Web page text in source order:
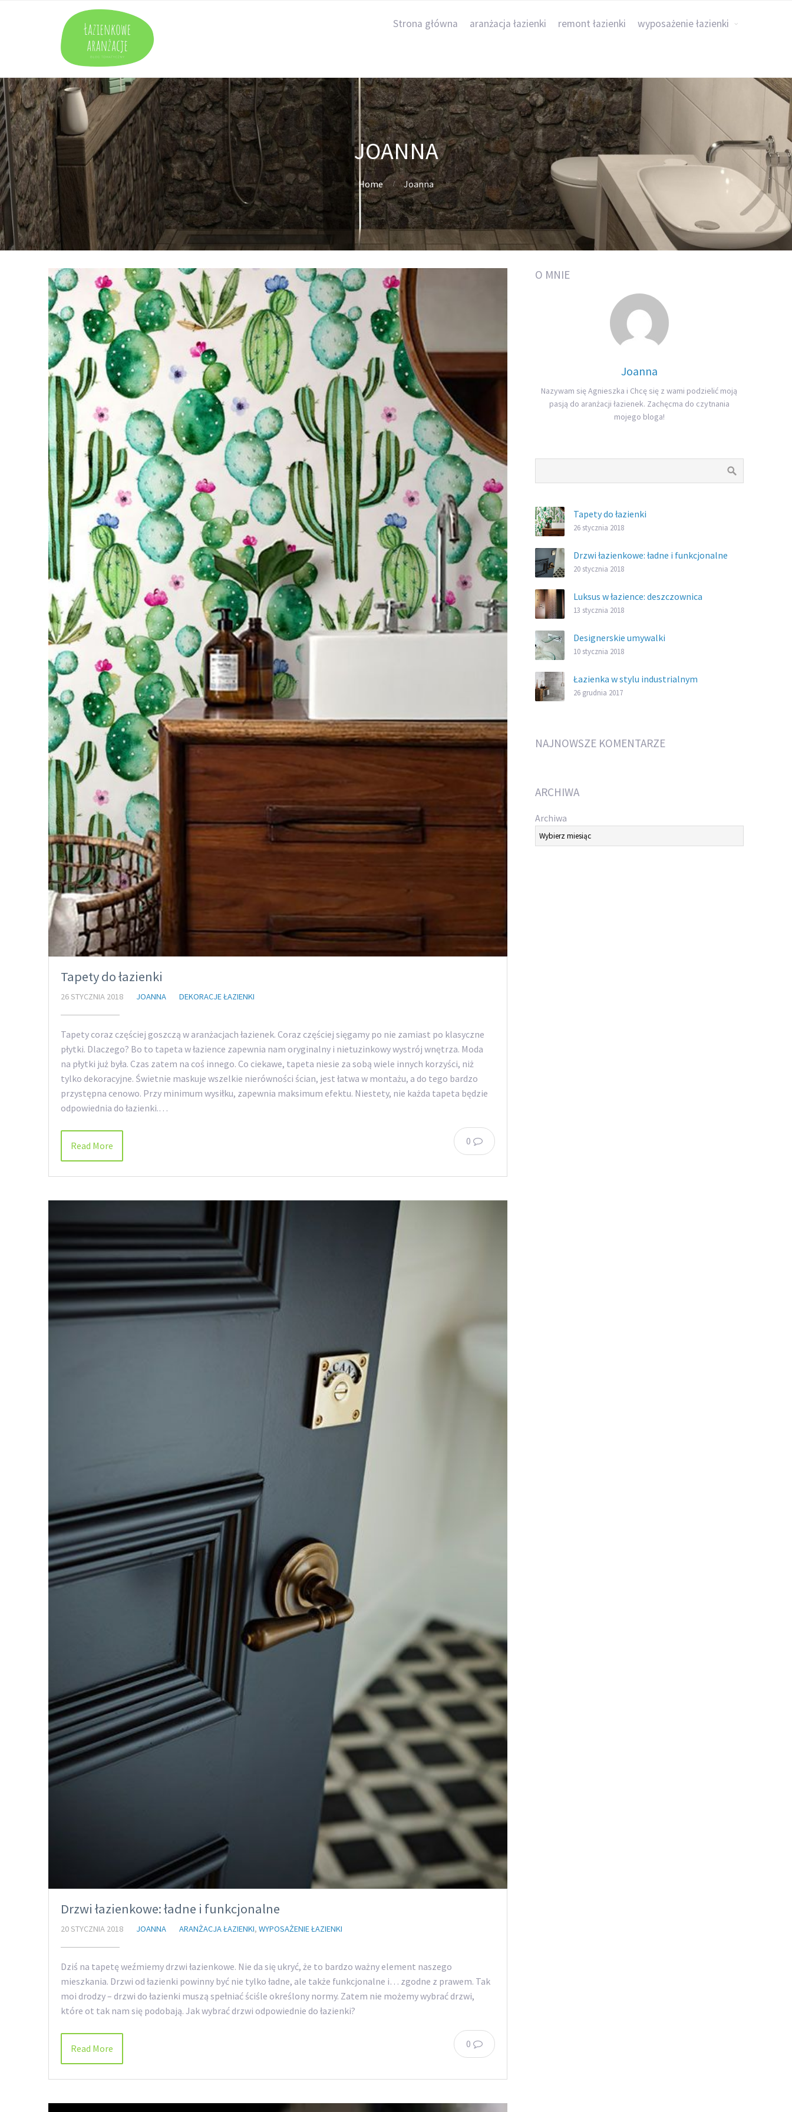
Strona główna aranżacja łazienki remont łazienki wyposażenie łazienki
JOANNA
Home Joanna
Tapety do łazienki
26 STYCZNIA 2018 JOANNA DEKORACJE ŁAZIENKI
Tapety coraz częściej goszczą w aranżacjach łazienek. Coraz częściej sięgamy po nie zamiast po klasyczne
płytki. Dlaczego? Bo to tapeta w łazience zapewnia nam oryginalny i nietuzinkowy wystrój wnętrza. Moda
na płytki już była. Czas zatem na coś innego. Co ciekawe, tapeta niesie za sobą wiele innych korzyści, niż
tylko dekoracyjne. Świetnie maskuje wszelkie nierówności ścian, jest łatwa w montażu, a do tego bardzo
przystępna cenowo. Przy minimum wysiłku, zapewnia maksimum efektu. Niestety, nie każda tapeta będzie
odpowiednia do łazienki.…
0
Read More
Drzwi łazienkowe: ładne i funkcjonalne
20 STYCZNIA 2018 JOANNA ARANŻACJA ŁAZIENKI, WYPOSAŻENIE ŁAZIENKI
Dziś na tapetę weźmiemy drzwi łazienkowe. Nie da się ukryć, że to bardzo ważny element naszego
mieszkania. Drzwi od łazienki powinny być nie tylko ładne, ale także funkcjonalne i… zgodne z prawem. Tak
moi drodzy – drzwi do łazienki muszą spełniać ściśle określony normy. Zatem nie możemy wybrać drzwi,
które ot tak nam się podobają. Jak wybrać drzwi odpowiednie do łazienki?
0
Read More
O MNIE
Joanna
Nazywam się Agnieszka i Chcę się z wami podzielić moją
pasją do aranżacji łazienek. Zachęcma do czytnania
mojego bloga!
Tapety do łazienki
26 stycznia 2018
Drzwi łazienkowe: ładne i funkcjonalne
20 stycznia 2018
Luksus w łazience: deszczownica
13 stycznia 2018
Designerskie umywalki
10 stycznia 2018
Łazienka w stylu industrialnym
26 grudnia 2017
NAJNOWSZE KOMENTARZE
ARCHIWA
Archiwa